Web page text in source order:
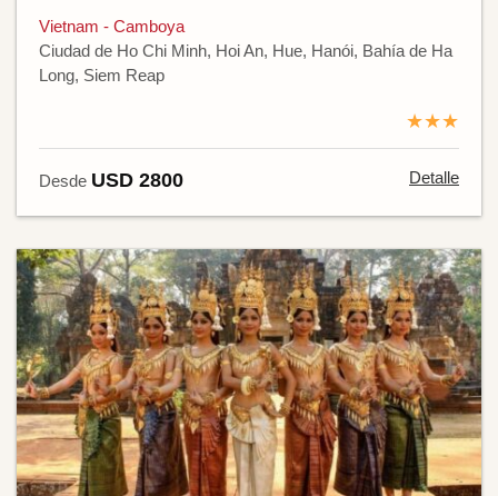
Vietnam - Camboya
Ciudad de Ho Chi Minh, Hoi An, Hue, Hanói, Bahía de Ha
Long, Siem Reap
★★★
Desde USD 2800 Detalle